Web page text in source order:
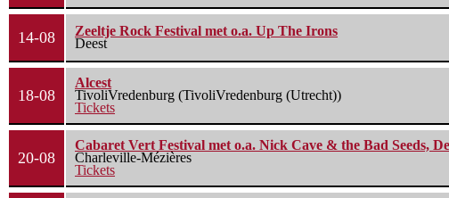
14-08
Zeeltje Rock Festival met o.a. Up The Irons
Deest
18-08
Alcest
TivoliVredenburg (TivoliVredenburg (Utrecht))
Tickets
20-08
Cabaret Vert Festival met o.a. Nick Cave & the Bad Seeds,
Charleville-Mézières
Tickets